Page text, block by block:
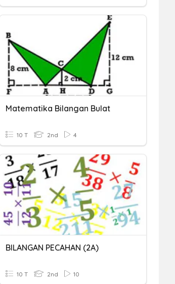
Matematika Bilangan Bulat
10 T 2nd 4
BILANGAN PECAHAN (2A)
10 T 2nd 10